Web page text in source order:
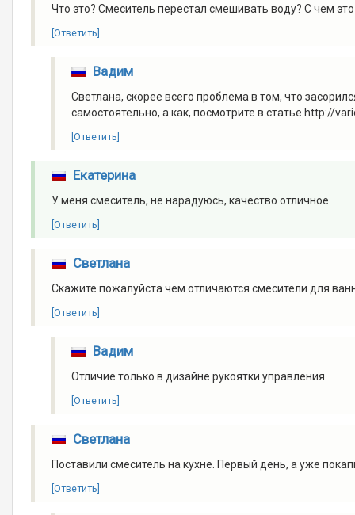
Что это? Смеситель перестал смешивать воду? С чем
[Ответить]
Вадим
Светлана, скорее всего проблема в том, что
самостоятельно, а как, посмотрите в статье http://
[Ответить]
Екатерина
У меня смеситель, не нарадуюсь, качество отличное.
[Ответить]
Светлана
Скажите пожалуйста чем отличаются смесители для
[Ответить]
Вадим
Отличие только в дизайне рукоятки управления
[Ответить]
Светлана
Поставили смеситель на кухне. Первый день, а уже
[Ответить]